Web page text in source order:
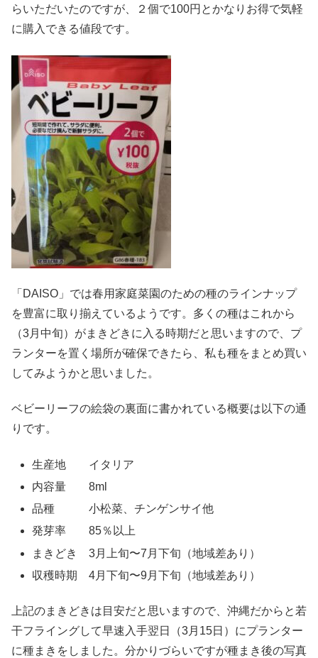
らいただいたのですが、２個で100円とかなりお得で気軽
に購入できる値段です。
「DAISO」では春用家庭菜園のための種のラインナップ
を豊富に取り揃えているようです。多くの種はこれから
（3月中旬）がまきどきに入る時期だと思いますので、プ
ランターを置く場所が確保できたら、私も種をまとめ買い
してみようかと思いました。
ベビーリーフの絵袋の裏面に書かれている概要は以下の通
りです。
生産地 イタリア
内容量 8ml
品種 小松菜、チンゲンサイ他
発芽率 85％以上
まきどき 3月上旬〜7月下旬（地域差あり）
収穫時期 4月下旬〜9月下旬（地域差あり）
上記のまきどきは目安だと思いますので、沖縄だからと若
干フライングして早速入手翌日（3月15日）にプランター
に種まきをしました。分かりづらいですが種まき後の写真